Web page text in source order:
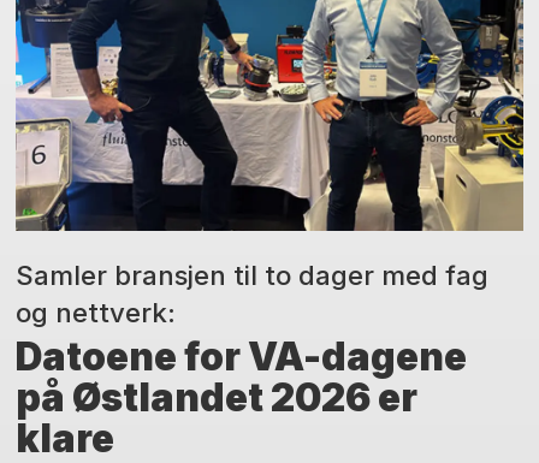
Samler bransjen til to dager med fag
og nettverk:
Datoene for VA-dagene
på Østlandet 2026 er
klare